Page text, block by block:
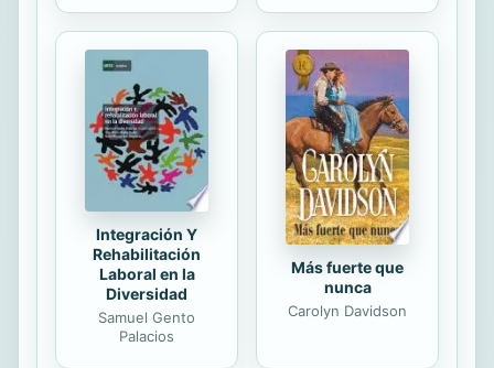
Integración Y
Rehabilitación
Laboral en la
Diversidad
Samuel Gento
Palacios
Más fuerte que
nunca
Carolyn Davidson